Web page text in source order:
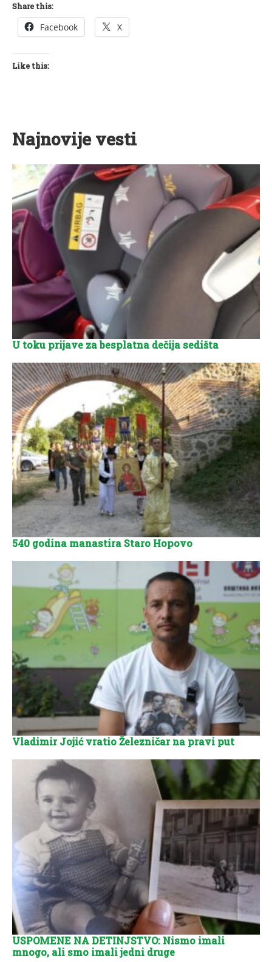
Share this:
Facebook X
Like this:
Najnovije vesti
U toku prijave za besplatna dečija sedišta
540 godina manastira Staro Hopovo
Vladimir Jojić vratio Železničar na pravi put
USPOMENE NA DETINJSTVO: Nismo imali
mnogo, ali smo imali jedni druge